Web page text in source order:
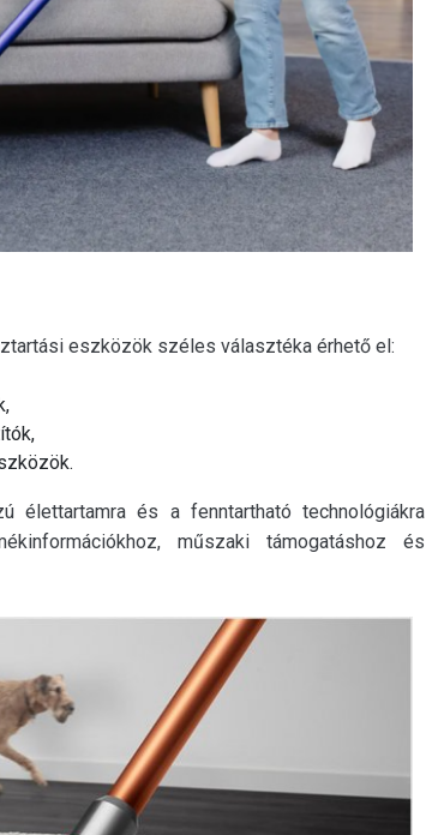
eszközök széles választéka érhető el:
élettartamra és a fenntartható technológiákra
műszaki támogatáshoz és